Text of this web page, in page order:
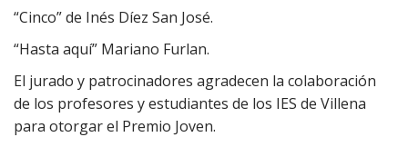
“Cinco” de Inés Díez San José.
“Hasta aquí” Mariano Furlan.
El jurado y patrocinadores agradecen la colaboración
de los profesores y estudiantes de los IES de Villena
para otorgar el Premio Joven.